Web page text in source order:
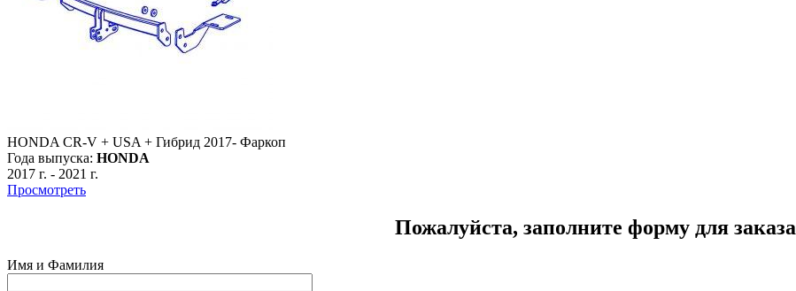
HONDA CR-V + USA + Гибрид 2017- Фаркоп
Года выпуска: HONDA
2017 г. - 2021 г.
Просмотреть
Пожалуйста, заполните форму для заказа
Имя и Фамилия